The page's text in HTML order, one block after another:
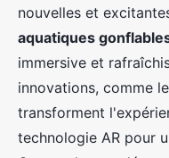
nouvelles et
aquatiques
immersive et
innovations, comme
transforment
technologie AR pour